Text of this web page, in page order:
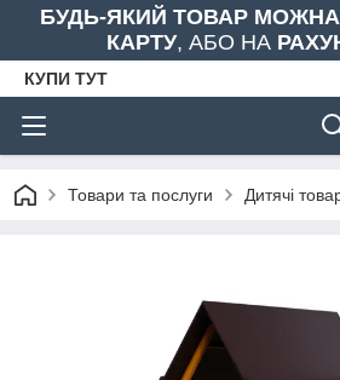
БУДЬ-ЯКИЙ ТОВАР
КАРТУ, АБО НА
КУПИ ТУТ
Товари та послуги Дитячі